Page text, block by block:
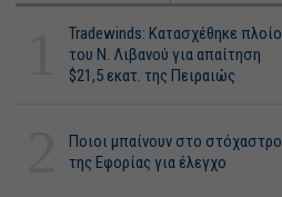
Tradewinds: Κατασχέθηκε πλοίο
του Ν. Λιβανού για απαίτηση
$21,5 εκατ. της Πειραιώς
Ποιοι μπαίνουν στο στόχαστρο
της Εφορίας για έλεγχο